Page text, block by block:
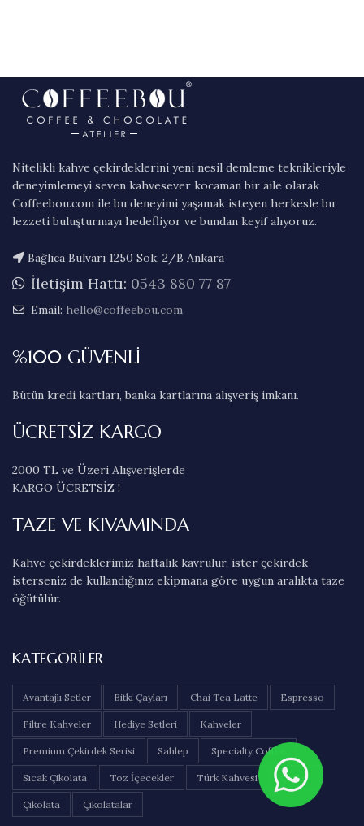
Nitelikli kahve çekirdeklerini yeni nesil demleme teknikleriyle
deneyimlemeyi seven kahvesever kocaman bir aile olarak
Coffeebou.com ile bu deneyimi yaşamak isteyen herkesle bu
lezzeti buluşturmayı hedefliyor ve bundan keyif alıyoruz.
Bağlıca Bulvarı 1250 Sok. 2/B Ankara
İletişim Hattı: 0543 880 77 87
Email: hello@coffeebou.com
%100 GÜVENLİ
Bütün kredi kartları, banka kartlarına alışveriş imkanı.
ÜCRETSİZ KARGO
2000 TL ve Üzeri Alışverişlerde
KARGO ÜCRETSİZ !
TAZE VE KIVAMINDA
Kahve çekirdeklerimiz haftalık kavrulur, ister çekirdek
isterseniz de kullandığınız ekipmana göre uygun aralıkta taze
öğütülür.
KATEGORILER
Avantajlı Setler Bitki Çayları Chai Tea Latte Espresso
Filtre Kahveler Hediye Setleri Kahveler
Premium Çekirdek Serisi Sahlep Specialty Coffee
Sıcak Çikolata Toz İçecekler Türk Kahvesi Çaylar
Çikolata Çikolatalar